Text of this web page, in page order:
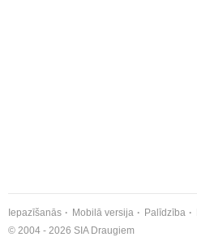
Iepazīšanās Mobilā versija Palīdzība
© 2004 - 2026 SIA Draugiem